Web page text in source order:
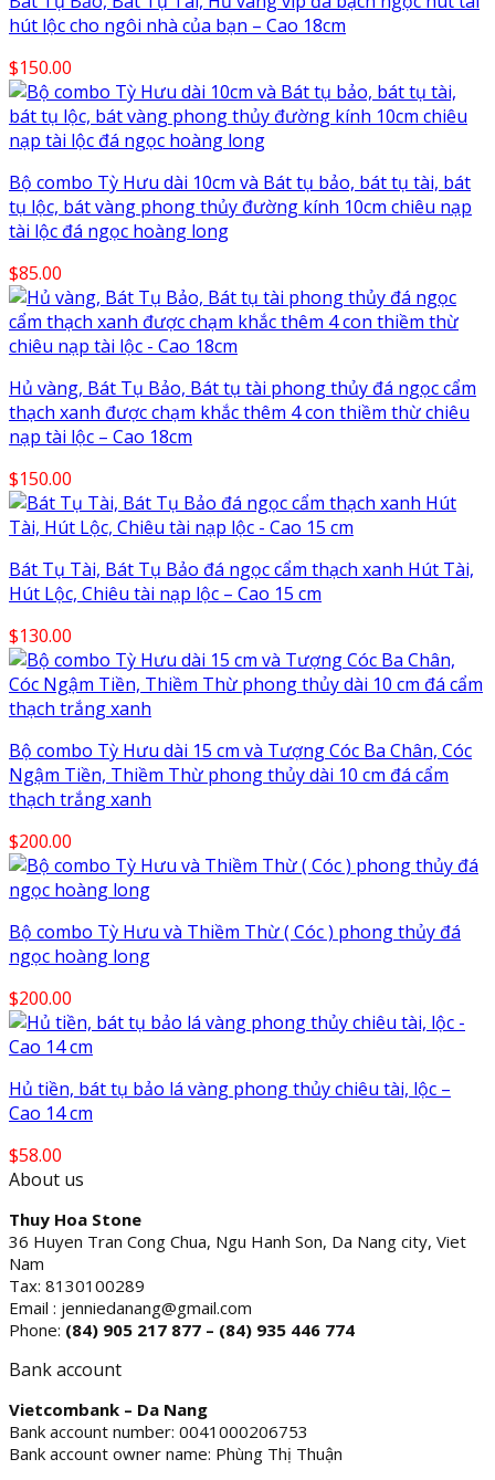
hút lộc cho ngôi nhà của bạn – Cao 18cm
$150.00
Bộ combo Tỳ Hưu dài 10cm và Bát tụ bảo, bát tụ tài, bát
tụ lộc, bát vàng phong thủy đường kính 10cm chiêu nạp
tài lộc đá ngọc hoàng long
$85.00
Hủ vàng, Bát Tụ Bảo, Bát tụ tài phong thủy đá ngọc cẩm
thạch xanh được chạm khắc thêm 4 con thiềm thừ chiêu
nạp tài lộc – Cao 18cm
$150.00
Bát Tụ Tài, Bát Tụ Bảo đá ngọc cẩm thạch xanh Hút Tài,
Hút Lộc, Chiêu tài nạp lộc – Cao 15 cm
$130.00
Bộ combo Tỳ Hưu dài 15 cm và Tượng Cóc Ba Chân, Cóc
Ngậm Tiền, Thiềm Thừ phong thủy dài 10 cm đá cẩm
thạch trắng xanh
$200.00
Bộ combo Tỳ Hưu và Thiềm Thừ ( Cóc ) phong thủy đá
ngọc hoàng long
$200.00
Hủ tiền, bát tụ bảo lá vàng phong thủy chiêu tài, lộc –
Cao 14 cm
$58.00
About us
Thuy Hoa Stone
36 Huyen Tran Cong Chua, Ngu Hanh Son, Da Nang city, Viet
Nam
Tax: 8130100289
Email : jenniedanang@gmail.com
Phone: (84) 905 217 877 – (84) 935 446 774
Bank account
Vietcombank – Da Nang
Bank account number: 0041000206753
Bank account owner name: Phùng Thị Thuận